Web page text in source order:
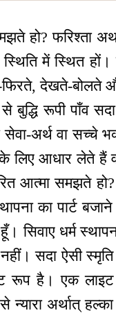
हो? फरिश्ता
में स्थित
देखते-बोलते
बुद्धि रूपी पाँव
सेवा-अर्थ वा
लिए आधार लेते हैं
आत्मा समझते
का पार्ट
सिवाए धर्म
सदा ऐसी
रूप है। एक लाइट
न्यारा अर्थात्